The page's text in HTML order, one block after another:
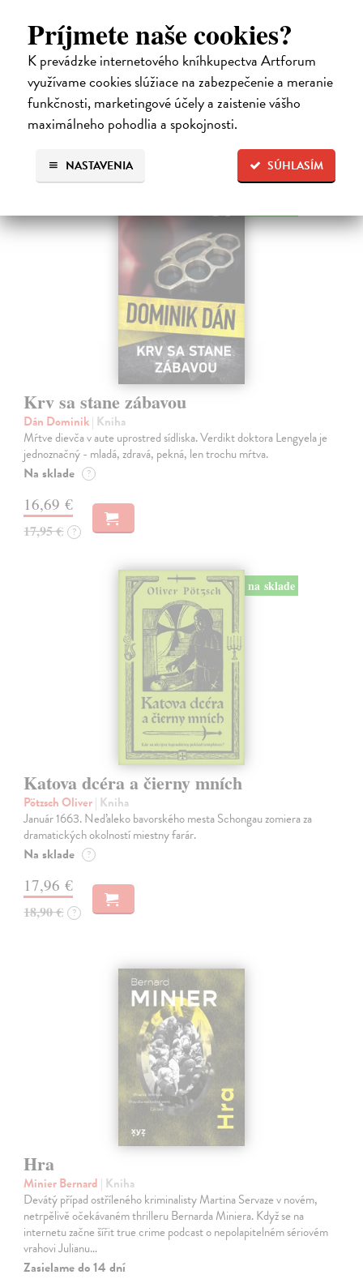
Príjmete naše cookies?
K prevádzke internetového kníhkupectva Artforum
využívame cookies slúžiace na zabezpečenie a meranie
funkčnosti, marketingové účely a zaistenie vášho
maximálneho pohodlia a spokojnosti.
SÚHLASÍM
NASTAVENIA
Tramwaj Cafe je kavárna v polském Těšíně a zároveň místo, kde se
sbíhají všechny nitky související s dalším brutálním zločinem, který
musí vyřešit Roman Saran, major ostravské kriminálky, a jeho tým.
Jak…
Zasielame do 12 dní
15,91 €
Krv sa stane zábavou
Dán Dominik| Kniha
Mŕtve dievča v aute uprostred sídliska. Verdikt doktora Lengyela je
jednoznačný - mladá, zdravá, pekná, len trochu mŕtva.
Na sklade ?
16,69 €
17,95 € ?
na sklade
Katova dcéra a čierny mních
Pötzsch Oliver| Kniha
Január 1663. Neďaleko bavorského mesta Schongau zomiera za
dramatických okolností miestny farár.
Na sklade ?
17,96 €
18,90 € ?
Hra
Minier Bernard | Kniha
Devátý případ ostříleného kriminalisty Martina Servaze v novém,
netrpělivě očekávaném thrilleru Bernarda Miniera. Když se na
internetu začne šířit true crime podcast o nepolapitelném sériovém
vrahovi Julianu…
Zasielame do 14 dní